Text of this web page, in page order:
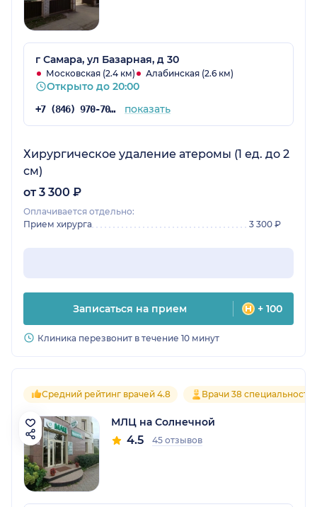
г Самара, ул Базарная, д 30
Московская (2.4 км) Алабинская (2.6 км)
Открыто до 20:00
+7 (846) 970-70-83 показать
Хирургическое удаление атеромы (1 ед. до 2
см)
от 3 300 ₽
Оплачивается отдельно:
Прием хирурга
3 300 ₽
Записаться на прием + 100
Клиника перезвонит в течение 10 минут
Средний рейтинг врачей 4.8 Врачи 38
МЛЦ на Солнечной
4.5 45 отзывов